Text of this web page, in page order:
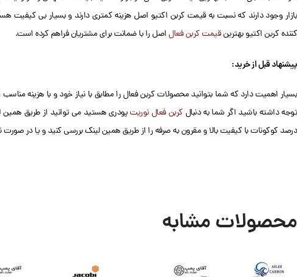
بازار وجود دارند که نسبت به قیمت کربن اکتیو اصل هزینه کمتری دارند و بسیار بی کیفیت
کننده کربن اکتیو بهترینقیمت کربن فعالاصل را با ضمانت برای مشتریان فراهم کرده است.
پیشنهاد قبل از خرید:
بسیار اهمیت دارد که شما بتوانید محصولات کربن فعال را مطابق با نیاز خود و با هزینه مناسب
توجه داشته باشید اگر شما به دنبال کربن فعال نوریتپودری هستید می توانید از طریق همین
درصد کوکونات با کیفیت بالا و مقرون به صرفه را از طریق همین لینک بررسی کنید و یا در صورت
محصولات مشابه
Facebook
X
تلگرام